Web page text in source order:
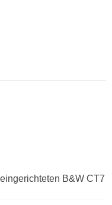
B&W CT7